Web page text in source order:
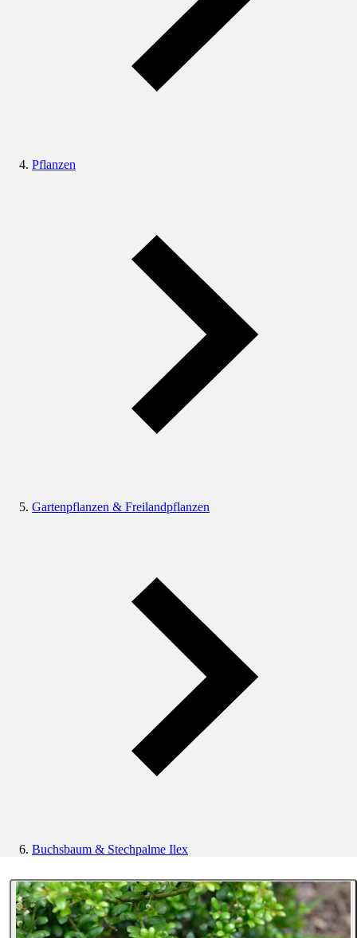
Pflanzen
Gartenpflanzen & Freilandpflanzen
Buchsbaum & Stechpalme Ilex